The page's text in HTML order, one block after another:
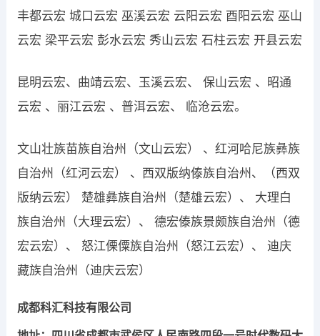
丰都云宏 城口云宏 巫溪云宏 云阳云宏 酉阳云宏 巫山
云宏 梁平云宏 彭水云宏 秀山云宏 石柱云宏 开县云宏
昆明云宏、曲靖云宏、玉溪云宏、 保山云宏 、昭通
云宏 、丽江云宏 、普洱云宏、 临沧云宏。
文山壮族苗族自治州（文山云宏） 、红河哈尼族彝族
自治州（红河云宏） 、西双版纳傣族自治州、（西双
版纳云宏） 楚雄彝族自治州（楚雄云宏）、 大理白
族自治州（大理云宏）、 德宏傣族景颇族自治州（德
宏云宏）、 怒江傈僳族自治州（怒江云宏）、 迪庆
藏族自治州（迪庆云宏）
成都科汇科技有限公司